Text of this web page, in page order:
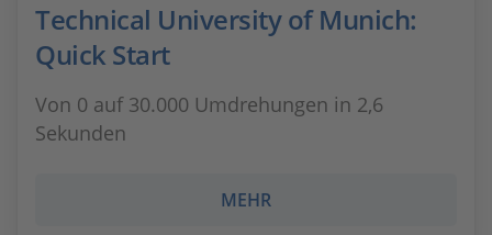
Technical University of Munich:
Quick Start
Von 0 auf 30.000 Umdrehungen in 2,6
Sekunden
MEHR